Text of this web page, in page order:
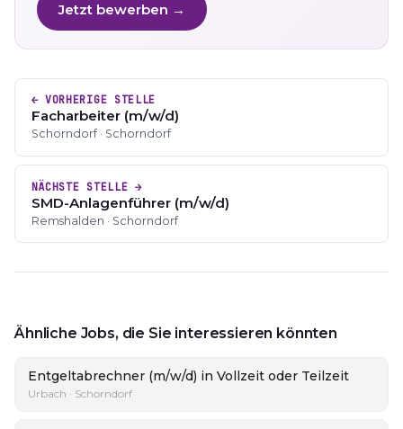
Jetzt bewerben →
← VORHERIGE STELLE
Facharbeiter (m/w/d)
Schorndorf · Schorndorf
NÄCHSTE STELLE →
SMD-Anlagenführer (m/w/d)
Remshalden · Schorndorf
Ähnliche Jobs, die Sie interessieren könnten
Entgeltabrechner (m/w/d) in Vollzeit oder Teilzeit
Urbach · Schorndorf